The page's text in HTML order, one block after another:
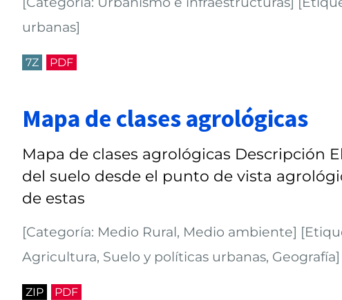
urbanas]
7Z PDF
Mapa de clases agrológicas
Mapa de clases agrológicas Descripción
del suelo desde el punto de vista
de estas
[Categoría: Medio Rural, Medio ambiente]
Agricultura, Suelo y políticas urbanas, Geografía]
ZIP PDF